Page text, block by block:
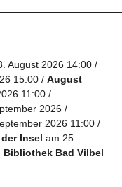
August 2026 14:00
15:00
August
11:00
2026
2026 11:00
Insel am 25.
Bibliothek Bad Vilbel